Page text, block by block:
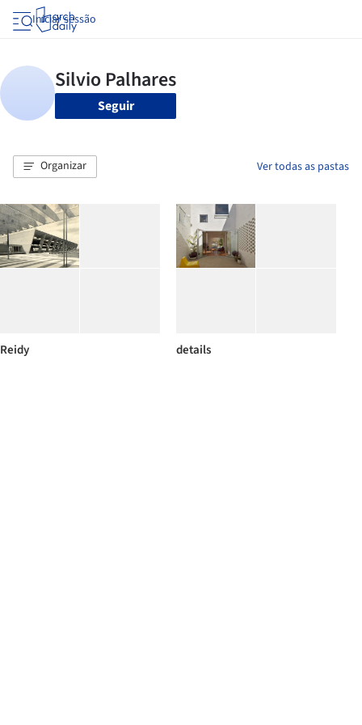
Iniciar sessão
Seguir
Organizar Ver todas as pastas
Reidy details